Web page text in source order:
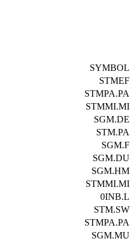
SYMBOL
STMEF
STMPA.PA
STMMI.MI
SGM.DE
STM.PA
SGM.F
SGM.DU
SGM.HM
STMMI.MI
0INB.L
STM.SW
STMPA.PA
SGM.MU